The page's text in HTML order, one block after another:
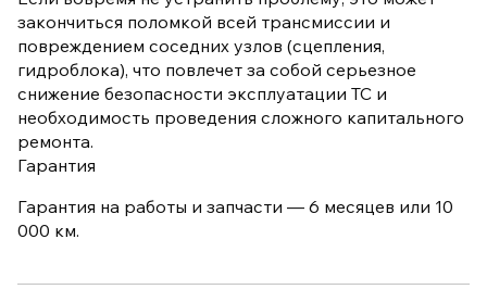
закончиться поломкой всей трансмиссии и
повреждением соседних узлов (сцепления,
гидроблока), что повлечет за собой серьезное
снижение безопасности эксплуатации ТС и
необходимость проведения сложного капитального
ремонта.
Гарантия
Гарантия на работы и запчасти — 6 месяцев или 10
000 км.